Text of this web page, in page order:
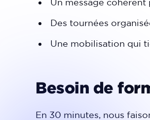
Des tournées
Une mobilisation qui
Besoin de
En 30 minutes, nous